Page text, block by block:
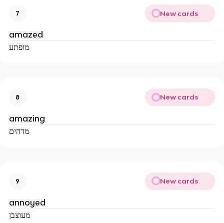
7 New cards
amazed
מופתע
8 New cards
amazing
מדהים
9 New cards
annoyed
מעוצבן